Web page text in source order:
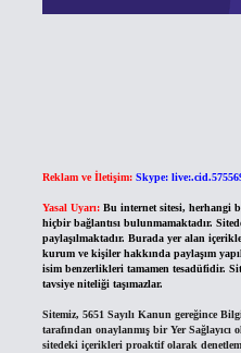
Reklam ve İletişim: Skype:
Yasal Uyarı: Bu internet sitesi, herhangi
hiçbir bağlantısı bulunmamaktadır.
paylaşılmaktadır. Burada yer alan
kurum ve kişiler hakkında paylaşım
isim benzerlikleri tamamen tesadüfidir.
tavsiye niteliği taşımazlar.
Sitemiz, 5651 Sayılı Kanun gereğince
tarafından onaylanmış bir Yer
sitedeki içerikleri proaktif olarak